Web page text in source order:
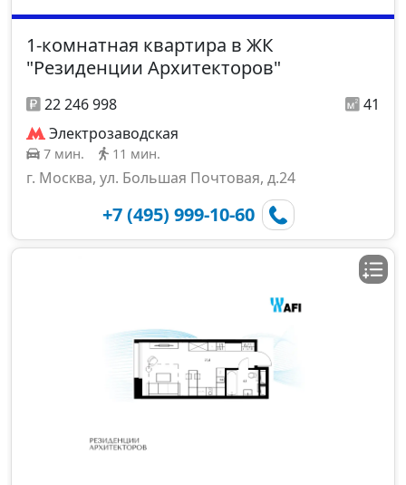
1-комнатная квартира в ЖК
"Резиденции Архитекторов"
22 246 998
41
Электрозаводская
7 мин. 11 мин.
г. Москва, ул. Большая Почтовая, д.24
+7 (495) 999-10-60